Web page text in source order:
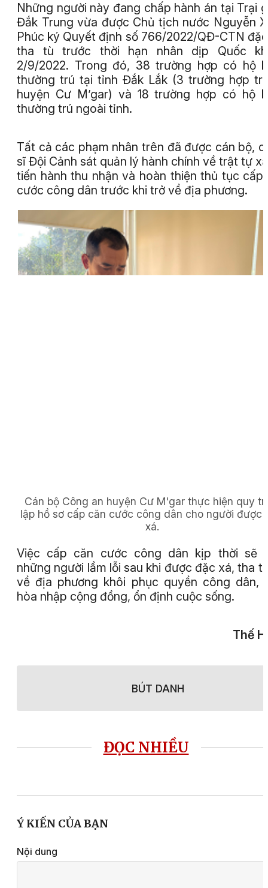
Những người này đang chấp hành án tại Trại
Đắk Trung vừa được Chủ tịch nước Nguyễn
Phúc ký Quyết định số 766/2022/QĐ-CTN
tha tù trước thời hạn nhân dịp Quốc
2/9/2022. Trong đó, 38 trường hợp có hộ
thường trú tại tỉnh Đắk Lắk (3 trường hợp
huyện Cư M’gar) và 18 trường hợp có hộ
thường trú ngoài tỉnh.
Tất cả các phạm nhân trên đã được cán bộ,
sĩ Đội Cảnh sát quản lý hành chính về trật tự
tiến hành thu nhận và hoàn thiện thủ tục cấp
cước công dân trước khi trở về địa phương.
Cán bộ Công an huyện Cư M'gar thực hiện quy
lập hồ sơ cấp căn cước công dân cho người được
xá.
Việc cấp căn cước công dân kịp thời sẽ
những người lầm lỗi sau khi được đặc xá, tha
về địa phương khôi phục quyền công dân,
hòa nhập cộng đồng, ổn định cuộc sống.
Thế
BÚT DANH
ĐỌC NHIỀU
Ý KIẾN CỦA BẠN
Nội dung